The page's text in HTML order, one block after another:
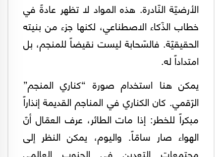
الأرضيّة النّادرة. هذه المواد لا تظهر عادةً في
خطاب الذّكاء الاصطناعي، لكنها جزء من بنيته
الحقيقيّة. فالسّحابة ليست نقيضاً للمنجم، بل
امتداداً له.
يمكن هنا استخدام صورة “كناري المنجم”
الرّقمي. كان الكناري في المناجم القديمة إنذاراً
مبكراً للخطر: إذا مات الطائر، عرف العمّال أنّ
الهواء صار سامّاً. واليوم، يمكن النظر إلى
مجتمعات التعدين في الجنوب العالمي